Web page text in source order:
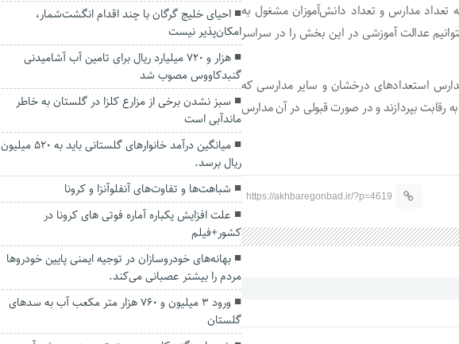
تعداد مدارس و تعداد دانش‌آموزان مشغول به
عدالت آموزشی در این بخش را در سراسر
استعدادهای درخشان و سایر مدارسی که
به رقابت بپردازند و در صورت قبولی در آن مدارس
https://akhbaregonbad.ir/?p=4619
احیای خلیج گرگان با چند اقدام انگشت‌شمار،
امکان‌پذیر نیست
هزار و ۷۲۰ میلیارد ریال برای تامین آب آشامیدنی
گنبدکاووس مصوب شد
سبز نشدن برخی از مزارع کلزا در گلستان به خاطر
ماندآبی است
میانگین درآمد خانوارهای گلستانی باید به ۵۲۰ میلیون
ریال برسد.
شباهت‌ها و تفاوت‌های آنفلوآنزا و کرونا
علت افزایش یکباره آماره فوتی های کرونا در
کشور+فیلم
بهانه‌های خودروسازان در توجیه ایمنی پایین خودروها
مردم را بیشتر عصبانی می‌کند.
ورود ۳ میلیون و ۷۶۰ هزار متر مکعب آب به سد‌های
گلستان